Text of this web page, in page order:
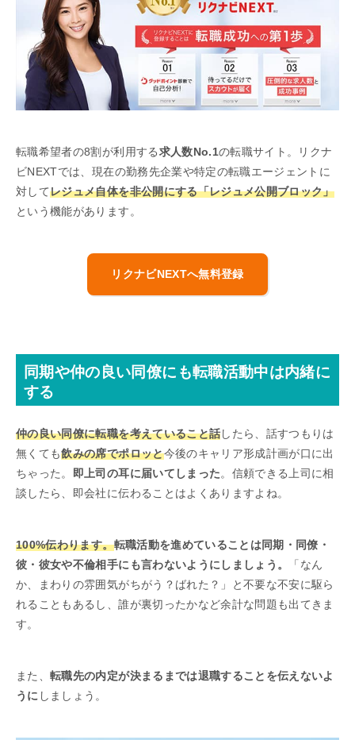
転職希望者の8割が利用する求人数No.1の転職サイト。リクナ
ビNEXTでは、現在の勤務先企業や特定の転職エージェントに
対してレジュメ自体を非公開にする「レジュメ公開ブロック」
という機能があります。
リクナビNEXTへ無料登録
同期や仲の良い同僚にも転職活動中は内緒に
する
仲の良い同僚に転職を考えていること話したら、話すつもりは
無くても飲みの席でポロッと今後のキャリア形成計画が口に出
ちゃった。
即上司の耳に届いてしまった。信頼できる上司に相
談したら、即会社に伝わることはよくありますよね。
100%伝わります。転職活動を進めていることは同期・同僚・
彼・彼女や不倫相手にも言わないようにしましょう。
「なん
か、まわりの雰囲気がちがう？ばれた？」と不要な不安に駆ら
れることもあるし、誰が裏切ったかなど余計な問題も出てきま
す。
また、転職先の内定が決まるまでは退職することを伝えないよ
うに しましょう。